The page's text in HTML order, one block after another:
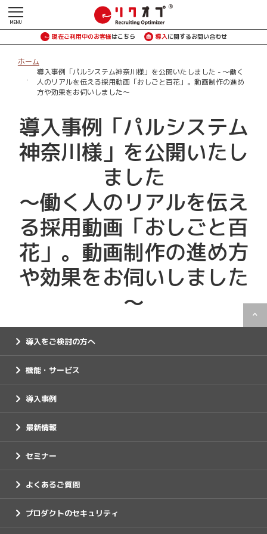
現在ご利用中のお客様はこちら 導入に関するお問い合わせ
ホーム
導入事例「パルシステム神奈川様」を公開いたしました - ～働く
人のリアルを伝える採用動画「おしごと百花」。動画制作の進め
方や効果をお伺いしました～
導入事例「パルシステム
神奈川様」を公開いたし
ました
～働く人のリアルを伝え
る採用動画「おしごと百
花」。動画制作の進め方
や効果をお伺いしました
～
導入をご検討の方へ
機能・サービス
導入事例
最新情報
セミナー
よくあるご質問
プロダクトのセキュリティ